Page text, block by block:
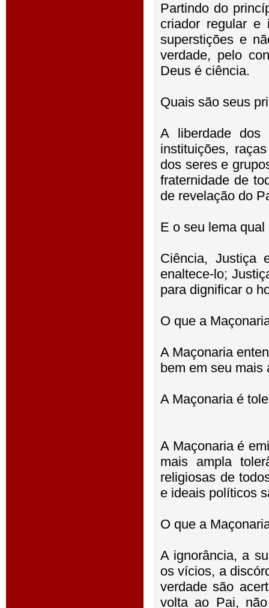
Partindo do
criador regular e
superstições e
verdade, pelo
Deus é ciência.
Quais são seus
A liberdade dos
instituições,
dos seres e
fraternidade de
de revelação do
E o seu lema qual
Ciência, Justiça
enaltece-lo;
para dignificar o
O que a
A Maçonaria
bem em seu mais
A Maçonaria é
A Maçonaria é
mais ampla
religiosas de
e ideais políticos
O que a
A ignorância, a
os vícios, a
verdade são
volta ao Pai,